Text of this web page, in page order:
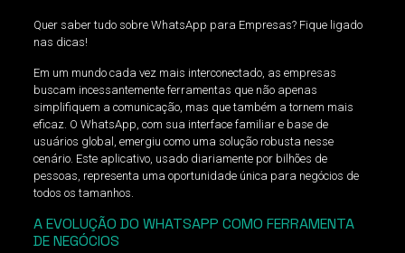
Quer saber tudo sobre WhatsApp para Empresas? Fique ligado
nas dicas!
Em um mundo cada vez mais interconectado, as empresas
buscam incessantemente ferramentas que não apenas
simplifiquem a comunicação, mas que também a tornem mais
eficaz. O WhatsApp, com sua interface familiar e base de
usuários global, emergiu como uma solução robusta nesse
cenário. Este aplicativo, usado diariamente por bilhões de
pessoas, representa uma oportunidade única para negócios de
todos os tamanhos.
A EVOLUÇÃO DO WHATSAPP COMO FERRAMENTA
DE NEGÓCIOS